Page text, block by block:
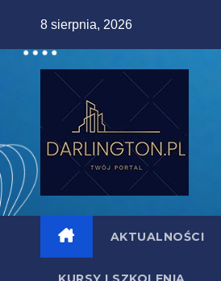
content
8 sierpnia, 2026
AKTUALNOŚCI